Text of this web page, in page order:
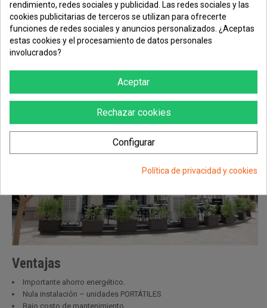
Pantalla táctil LCD
Esta gama de acondicionadores evaporativos portátiles contiene una
pantalla táctil LCD y mando a distancia. Además, otra ventaja es que
los evaporativos no tiene riesgo de Legionela, al no producir gota de
agua.
Ventajas
Importante ahorro energético.
Nula instalación – unidades PORTÁTILES
Bajo costo de mantenimiento.
rendimiento, redes sociales y publicidad. Las redes sociales y las
cookies publicitarias de terceros se utilizan para ofrecerte
funciones de redes sociales y anuncios personalizados. ¿Aceptas
estas cookies y el procesamiento de datos personales
involucrados?
Aceptar
Rechazar cookies
Configurar
Política de privacidad y cookies